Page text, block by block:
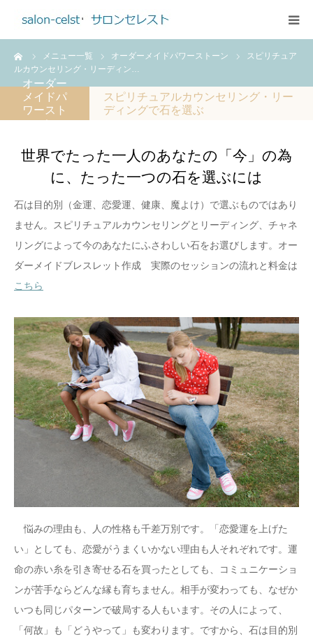
メニュー一覧 オーダーメイドパワーストーン
スピリチュア
ルカウンセリング・リーディン…
オーダー
メイドパ
ワースト
ーン
スピリチュアルカウンセリング・リー
ディングで石を選ぶ
世界でたった一人のあなたの「今」の為
に、たった一つの石を選ぶには
石は目的別（金運、恋愛運、健康、魔よけ）で選ぶものではあり
ません。スピリチュアルカウンセリングとリーディング、チャネ
リングによって今のあなたにふさわしい石をお選びします。オー
ダーメイドブレスレット作成 実際のセッションの流れと料金は
こちら
悩みの理由も、人の性格も千差万別です。「恋愛運を上げた
い」としても、恋愛がうまくいかない理由も人それぞれです。運
命の赤い糸を引き寄せる石を買ったとしても、コミュニケーショ
ンが苦手ならどんな縁も育ちません。相手が変わっても、なぜか
いつも同じパターンで破局する人もいます。その人によって、
「何故」も「どうやって」も変わります。ですから、石は目的別
ホーム
メニュー
アクセス
プロフィール
料金のご案内
コラム